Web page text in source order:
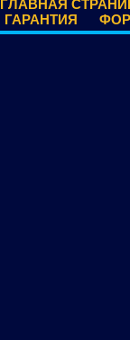
ГЛАВНАЯ
ГАРАНТИЯ